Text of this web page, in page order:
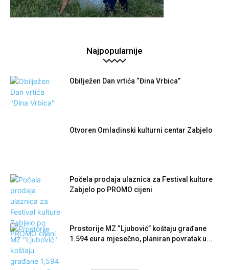
Najpopularnije
Obilježen Dan vrtića “Đina Vrbica”
Otvoren Omladinski kulturni centar Zabjelo
Počela prodaja ulaznica za Festival kulture
Zabjelo po PROMO cijeni
Prostorije MZ “Ljubović” koštaju građane
1.594 eura mjesečno, planiran povratak u...